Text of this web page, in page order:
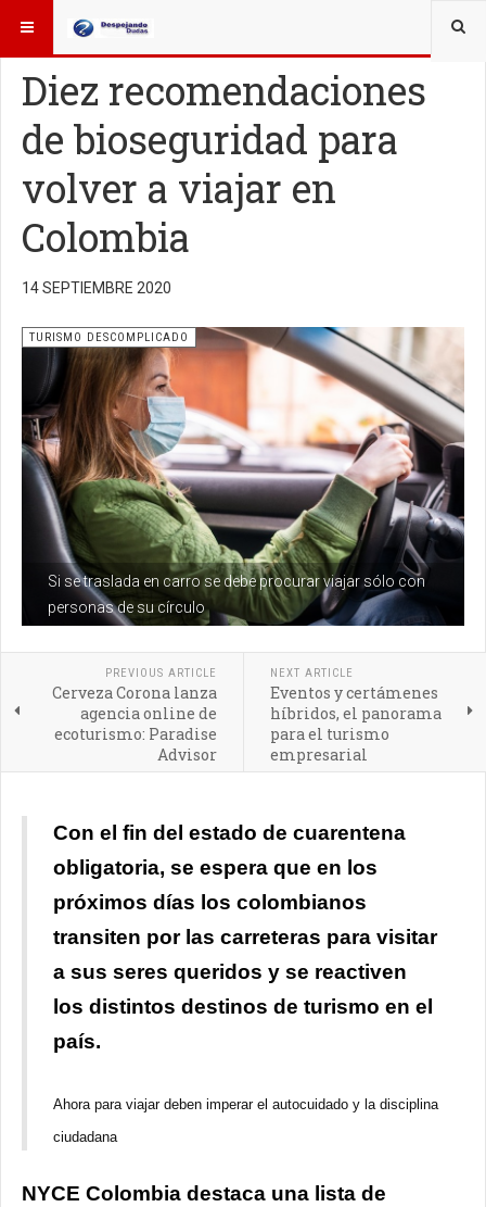
ESTÁ AQUÍ: TURISMO
Diez recomendaciones
de bioseguridad para
volver a viajar en
Colombia
14 SEPTIEMBRE 2020
Si se traslada en carro se debe procurar viajar sólo con
personas de su círculo
TURISMO DESCOMPLICADO
PREVIOUS ARTICLE
Cerveza Corona lanza
agencia online de
ecoturismo: Paradise
Advisor
NEXT ARTICLE
Eventos y certámenes
híbridos, el panorama
para el turismo
empresarial
Con el fin del estado de cuarentena
obligatoria, se espera que en los
próximos días los colombianos
transiten por las carreteras para visitar
a sus seres queridos y se reactiven
los distintos destinos de turismo en el
país.
Ahora para viajar deben imperar el autocuidado y la disciplina
ciudadana
NYCE Colombia destaca una lista de